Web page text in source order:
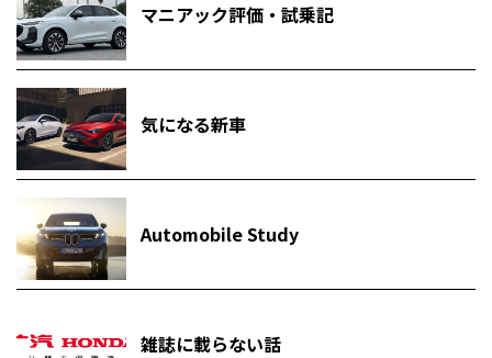
マニアック評価・試乗記
気になる新車
Automobile Study
雑誌に載らない話